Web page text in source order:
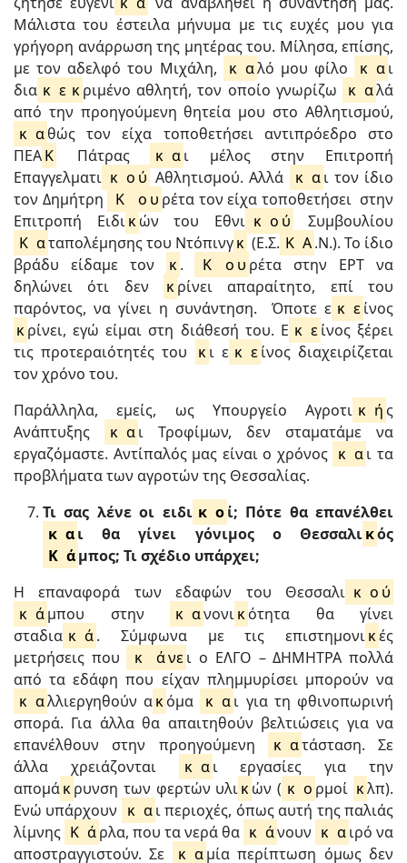
Μάλιστα του έστειλα μήνυμα με τις ευχές μου για
γρήγορη ανάρρωση της μητέρας του. Μίλησα, επίσης,
με τον αδελφό του Μιχάλη,
κ αλό μου φίλο κ αι
δια κ ε κριμένο αθλητή, τον οποίο γνωρίζω κ αλά
από την προηγούμενη θητεία μου στο Αθλητισμού,
κ αθώς τον είχα τοποθετήσει αντιπρόεδρο στο
ΠΕΑΚ Πάτρας κ αι μέλος στην Επιτροπή
Επαγγελματι κ ο ύ Αθλητισμού. Αλλά κ αι τον ίδιο
τον Δημήτρη
Κ ο υ ρέτα τον είχα τοποθετήσει στην
Επιτροπή Ειδι κ ών του Εθνι κ ο ύ
Συμβουλίου
Κ αταπολέμησης του Ντόπινγκ (Ε.Σ. Κ Α.Ν.). Το ίδιο
βράδυ είδαμε τον
κ . Κ ο υ ρέτα στην ΕΡΤ να
δηλώνει ότι δεν
κρίνει απαραίτητο, επί του
παρόντος, να γίνει η συνάντηση. Όποτε ε κ είνος
κρίνει, εγώ είμαι στη διάθεσή του. Ε κ είνος ξέρει
τις προτεραιότητές του
κι ε κ είνος διαχειρίζεται
τον χρόνο του.
Παράλληλα, εμείς, ως Υπουργείο Αγροτι κ ή ς
Ανάπτυξης
κ αι Τροφίμων, δεν σταματάμε να
εργαζόμαστε. Αντίπαλός μας είναι ο χρόνος κ αι τα
προβλήματα των αγροτών της Θεσσαλίας.
Τι σας λένε οι ειδι κ οί; Πότε θα επανέλθει
κ αι θα γίνει γόνιμος ο Θεσσαλικός
Κ άμπος; Τι σχέδιο υπάρχει;
Η επαναφορά των εδαφών του Θεσσαλι κ ο ύ
κ άμπου στην κ ανονικότητα θα γίνει
σταδια κ ά. Σύμφωνα με τις επιστημονικές
μετρήσεις που
κ άνει ο ΕΛΓΟ – ΔΗΜΗΤΡΑ πολλά
από τα εδάφη που είχαν πλημμυρίσει μπορούν να
κ αλλιεργηθούν ακόμα κ αι για τη φθινοπωρινή
σπορά. Για άλλα θα απαιτηθούν βελτιώσεις για να
επανέλθουν στην προηγούμενη
κ ατάσταση. Σε
άλλα χρειάζονται
κ αι εργασίες για την
απομάκρυνση των φερτών υλικών ( κ ο ρμοί κλπ).
Ενώ υπάρχουν κ αι περιοχές, όπως αυτή της παλιάς
λίμνης Κ άρλα, που τα νερά θα κ άνουν κ αιρό να
αποστραγγιστούν. Σε
κ αμία περίπτωση όμως δεν